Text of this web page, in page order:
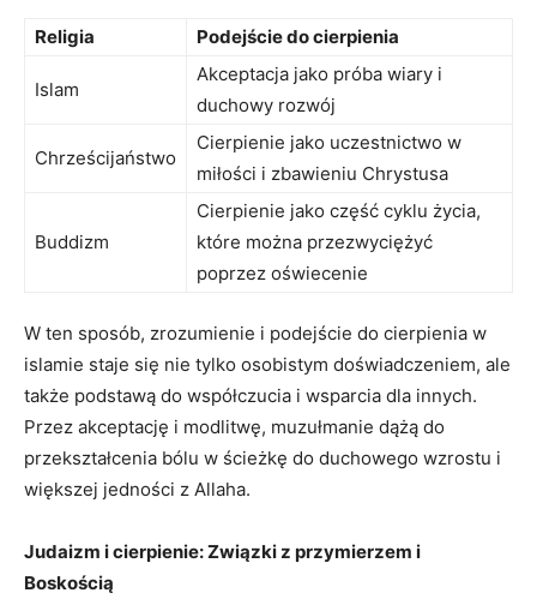
Religia Podejście do‍ cierpienia
Islam
Akceptacja jako próba wiary i⁢
duchowy rozwój
Chrześcijaństwo
Cierpienie jako uczestnictwo w
miłości ⁤i zbawieniu Chrystusa
Buddizm
Cierpienie ‍jako ⁢część cyklu życia,
‍które można‌ przezwyciężyć ​
poprzez oświecenie
W ten sposób, ‍zrozumienie i podejście⁢ do cierpienia w
islamie staje się nie tylko⁢ osobistym doświadczeniem,⁣ ale
także podstawą do współczucia i‍ wsparcia dla innych.
Przez akceptację i ‌modlitwę, muzułmanie dążą ⁤do
przekształcenia bólu w ‍ścieżkę ⁢do⁢ duchowego ‍wzrostu⁣ i
większej jedności z Allaha.
Judaizm i⁤ cierpienie: Związki z przymierzem i
Boskością